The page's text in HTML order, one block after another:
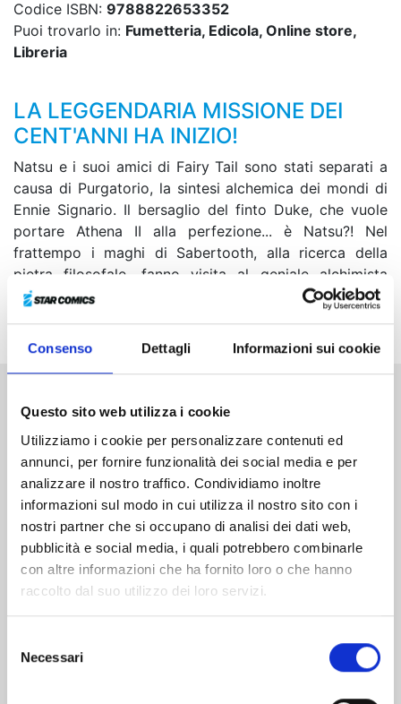
Consenso Dettagli Informazioni sui cookie
Questo sito web utilizza i cookie
Utilizziamo i cookie per personalizzare contenuti ed
annunci, per fornire funzionalità dei social media e per
analizzare il nostro traffico. Condividiamo inoltre
informazioni sul modo in cui utilizza il nostro sito con i
nostri partner che si occupano di analisi dei dati web,
pubblicità e social media, i quali potrebbero combinarle
con altre informazioni che ha fornito loro o che hanno
raccolto dal suo utilizzo dei loro servizi.
delNecessari
Codice ISBN: 9788822653352
Puoi trovarlo in: Fumetteria, Edicola, Online store,
Libreria
LA LEGGENDARIA MISSIONE DEI
CENT'ANNI HA INIZIO!
Natsu e i suoi amici di Fairy Tail sono stati separati a
causa di Purgatorio, la sintesi alchemica dei mondi di
Ennie Signario. Il bersaglio del finto Duke, che vuole
portare Athena II alla perfezione... è Natsu?! Nel
frattempo i maghi di Sabertooth, alla ricerca della
pietra filosofale, fanno visita al geniale alchimista
Iruha. Quale sarà il prezzo da pagare per far
Altri volumi della serie